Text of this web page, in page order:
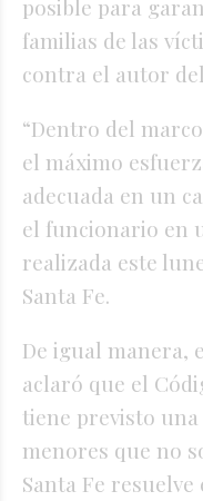
posible para
familias de las
contra el autor
“Dentro del
el máximo
adecuada en un
el funcionario en
realizada este
Santa Fe.
De igual manera,
aclaró que el
tiene previsto
menores que no
Santa Fe